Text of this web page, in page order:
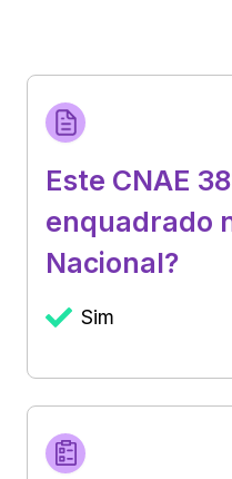
Este CNAE
enquadrado
Nacional?
Sim